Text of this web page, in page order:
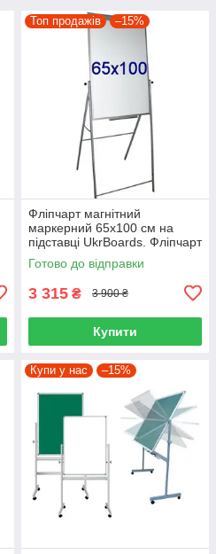
Топ продажів –15%
Фліпчарт магнітний
маркерний 65х100 см на
підставці UkrBoards. Фліпчарт
білий для маркеру
Готово до відправки
3 315 ₴ 3 900 ₴
Купити
Купи у нас –15%